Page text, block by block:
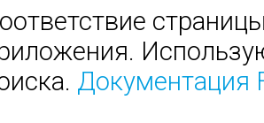
Документация